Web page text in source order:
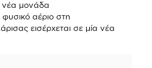
νέα μονάδα
αέριο στη
εισέρχεται σε μία νέα